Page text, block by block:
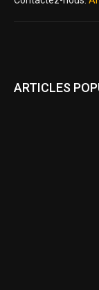
ARTICLES